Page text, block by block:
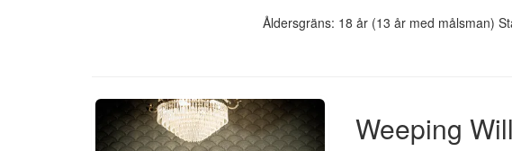
Åldersgräns: 18 år (13 år med målsman)
Weeping